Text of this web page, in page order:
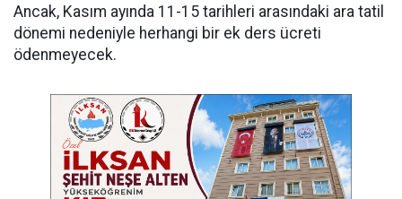
Ancak, Kasım ayında 11-15 tarihleri arasındaki ara tatil
dönemi nedeniyle herhangi bir ek ders ücreti
ödenmeyecek.